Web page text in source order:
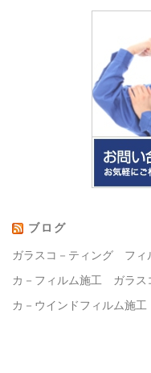
ブログ
ガラスコ－ティング フィ
カ－フィルム施工 ガラス
カ－ウインドフィルム施